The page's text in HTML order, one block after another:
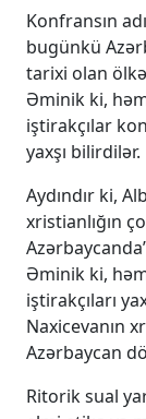
Konfransın
bugünkü
tarixi olan
Əminik ki,
iştirakçılar
yaxşı bilirdilər.
Aydındır ki,
xristianlığın
Əminik ki,
iştirakçıları
Naxicevanın
Azərbaycan
Ritorik sual